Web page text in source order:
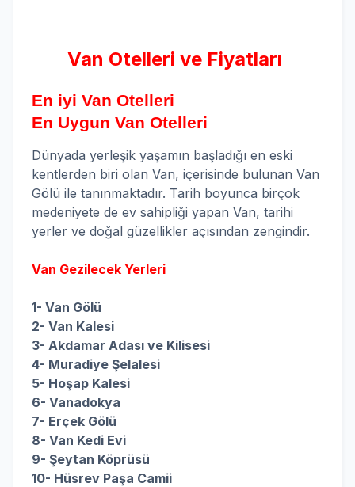
Van Otelleri ve Fiyatları
En iyi Van Otelleri
En Uygun Van Otelleri
Dünyada yerleşik yaşamın başladığı en eski
kentlerden biri olan Van, içerisinde bulunan Van
Gölü ile tanınmaktadır. Tarih boyunca birçok
medeniyete de ev sahipliği yapan Van, tarihi
yerler ve doğal güzellikler açısından zengindir.
Van Gezilecek Yerleri
1- Van Gölü
2- Van Kalesi
3- Akdamar Adası ve Kilisesi
4- Muradiye Şelalesi
5- Hoşap Kalesi
6- Vanadokya
7- Erçek Gölü
8- Van Kedi Evi
9- Şeytan Köprüsü
10- Hüsrev Paşa Camii